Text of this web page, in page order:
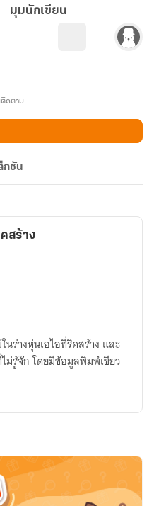
มุมนักเขียน
ดตาม
กชัน
สร้าง
นร่างหุ่นเอไอที่ริคสร้าง และ
ม่รู้จัก โดยมีข้อมูลพิมพ์เขียว